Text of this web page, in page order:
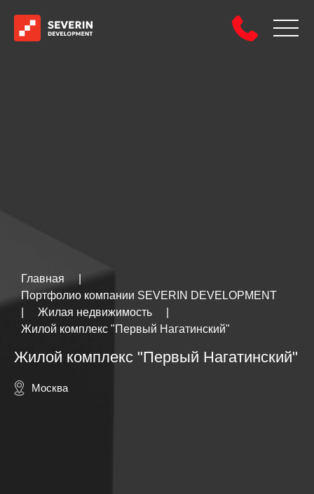
Главная
Портфолио компании SEVERIN DEVELOPMENT
Жилая недвижимость
Жилой комплекс "Первый Нагатинский"
Жилой комплекс "Первый Нагатинский"
Москва